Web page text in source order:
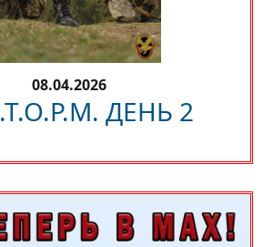
08.04.2026
ДЕНЬ 2